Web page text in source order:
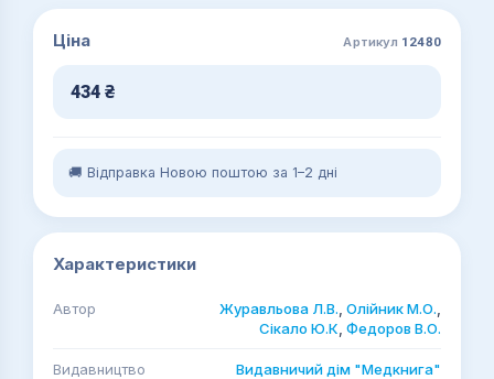
Ціна Артикул 12480
434 ₴
🚚 Відправка Новою поштою за 1–2 дні
Характеристики
Автор Журавльова Л.В. Олійник М.О.
Сікало Ю.К Федоров В.О.
Видавництво Видавничий дім "Медкнига"